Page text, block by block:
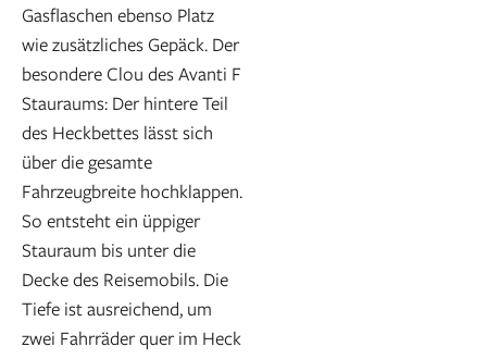
Gasflaschen ebenso Platz
wie zusätzliches Gepäck. Der
besondere Clou des Avanti F
Stauraums: Der hintere Teil
des Heckbettes lässt sich
über die gesamte
Fahrzeugbreite hochklappen.
So entsteht ein üppiger
Stauraum bis unter die
Decke des Reisemobils. Die
Tiefe ist ausreichend, um
zwei Fahrräder quer im Heck